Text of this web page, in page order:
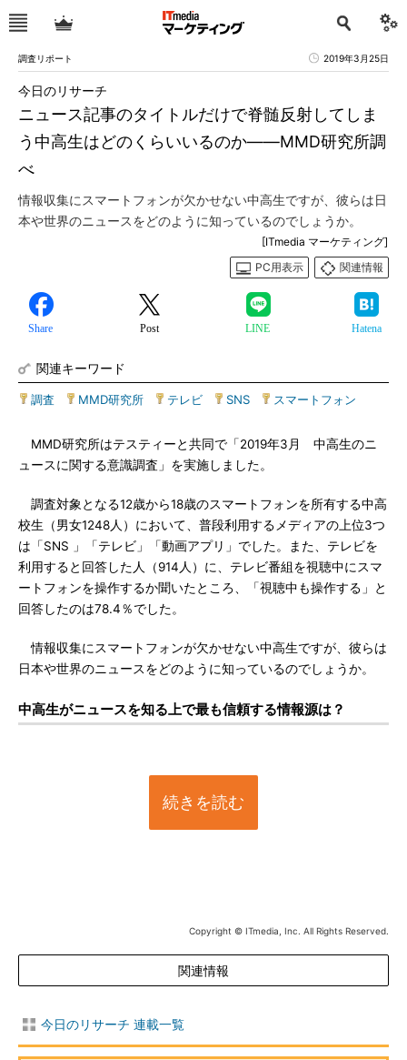
調査リポート 2019年3月25日
ニュース記事のタイトルだけで脊髄反射してしま
う中高生はどのくらいいるのか――MMD研究所調
べ
今日のリサーチ
情報収集にスマートフォンが欠かせない中高生ですが、彼らは日
本や世界のニュースをどのように知っているのでしょうか。
[ITmedia マーケティング]
PC用表示
関連情報
Share Post LINE Hatena
関連キーワード
調査 MMD研究所 テレビ SNS スマートフォン
MMD研究所はテスティーと共同で「2019年3月 中高生のニ
ュースに関する意識調査」を実施しました。
調査対象となる12歳から18歳のスマートフォンを所有する中高
校生（男女1248人）において、普段利用するメディアの上位3つ
は「SNS 」「テレビ」「動画アプリ」でした。また、テレビを
利用すると回答した人（914人）に、テレビ番組を視聴中にスマ
ートフォンを操作するか聞いたところ、「視聴中も操作する」と
回答したのは78.4％でした。
情報収集にスマートフォンが欠かせない中高生ですが、彼らは
日本や世界のニュースをどのように知っているのでしょうか。
中高生がニュースを知る上で最も信頼する情報源は？
続きを読む
Copyright © ITmedia, Inc. All Rights Reserved.
関連情報
今日のリサーチ 連載一覧